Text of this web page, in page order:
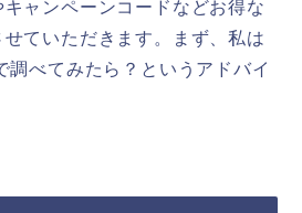
ャンペーンコードなどお得な
ていただきます。まず、私は
べてみたら？というアドバイ